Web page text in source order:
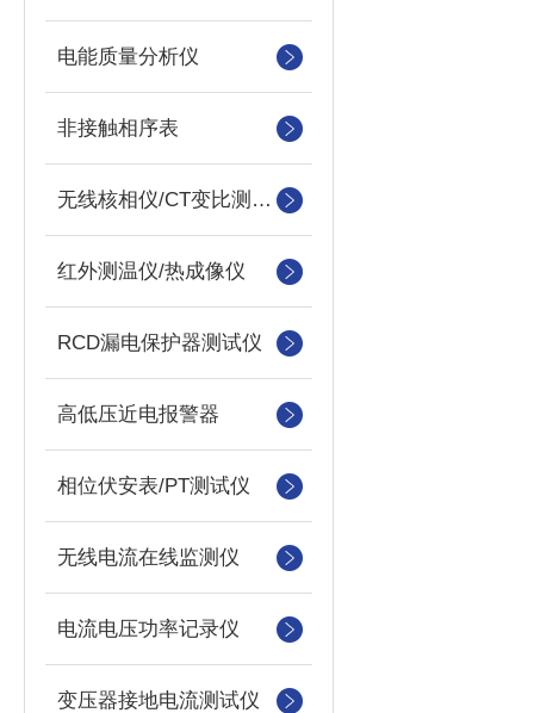
电能质量分析仪
非接触相序表
无线核相仪/CT变比测试仪
红外测温仪/热成像仪
RCD漏电保护器测试仪
高低压近电报警器
相位伏安表/PT测试仪
无线电流在线监测仪
电流电压功率记录仪
变压器接地电流测试仪